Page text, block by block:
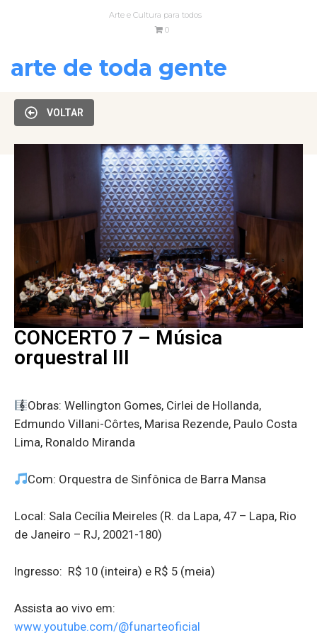
Arte e Cultura para todos
0
arte de toda gente
VOLTAR
CONCERTO 7 – Música
orquestral III
Obras: Wellington Gomes, Cirlei de Hollanda,
Edmundo Villani-Côrtes, Marisa Rezende, Paulo Costa
Lima, Ronaldo Miranda
Com: Orquestra de Sinfônica de Barra Mansa
Local: Sala Cecília Meireles (R. da Lapa, 47 – Lapa, Rio
de Janeiro – RJ, 20021-180)
Ingresso: R$ 10 (inteira) e R$ 5 (meia)
Assista ao vivo em:
www.youtube.com/@funarteoficial